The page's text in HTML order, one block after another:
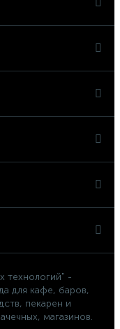
технологий" -
для кафе, баров,
пекарен и
магазинов.